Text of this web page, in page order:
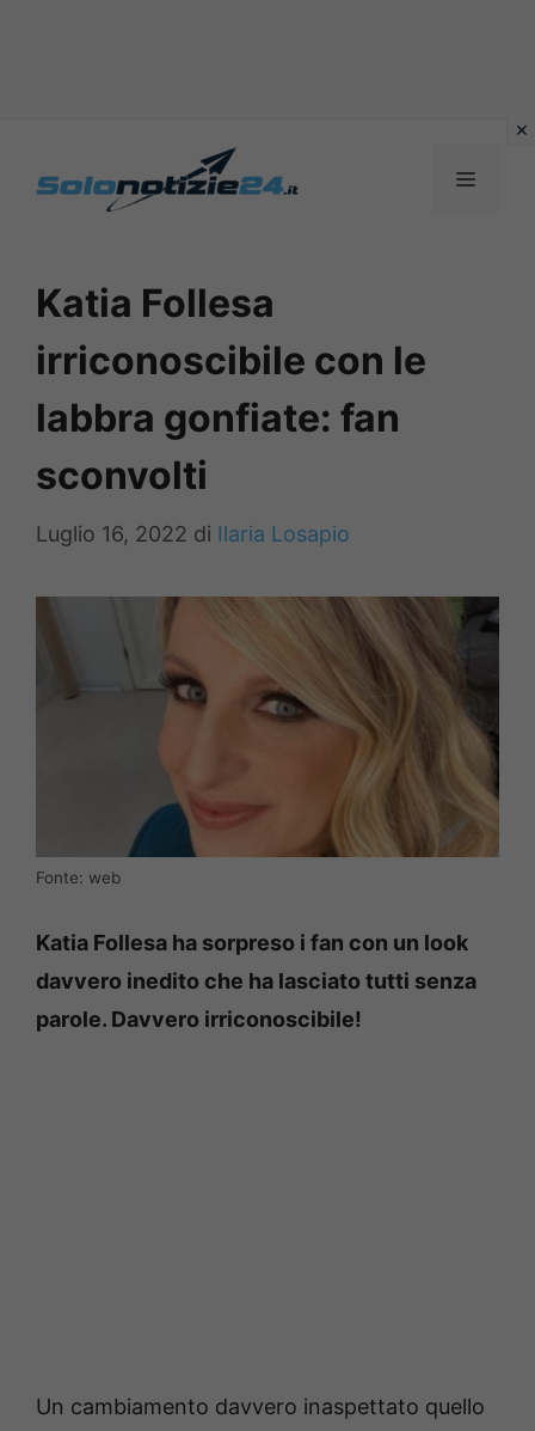
MENU
Katia Follesa
irriconoscibile con le
labbra gonfiate: fan
sconvolti
Luglio 16, 2022 di Ilaria Losapio
Fonte: web
Katia Follesa ha sorpreso i fan con un look
davvero inedito che ha lasciato tutti senza
parole. Davvero irriconoscibile!
Un cambiamento davvero inaspettato quello